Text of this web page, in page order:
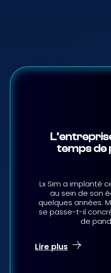
temps de
Lx Sim a implanté
au sein de son
quelques années.
se passe-t-il
de
Lire plus